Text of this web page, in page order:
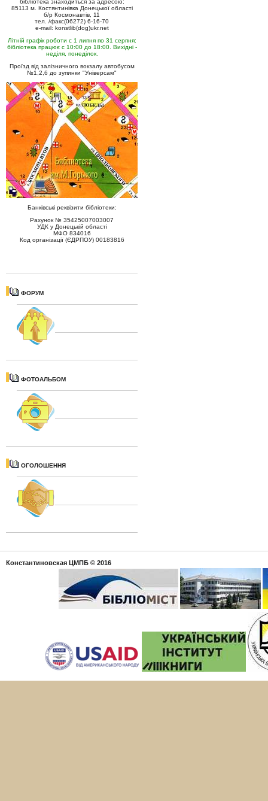
бібліотека знаходиться за адресою:
85113 м. Костянтинівка Донецької області
б/р Космонавтів, 11
тел. /факс(06272) 6-16-70
e-mail: konstlib(dog)ukr.net
Літній графік роботи с 1 липня по 31 серпня:
бібліотека працює с 10:00 до 18:00. Вихідні -
неділя, понеділок.
Проїзд від залізничного вокзалу автобусом
№1,2,6 до зупинки "Універсам"
Банківські реквізити бібліотеки:
Рахунок № 35425007003007
УДК у Донецькій області
МФО 834016
Код організації (ЄДРПОУ) 00183816
ФОРУМ
ФОТОАЛЬБОМ
ОГОЛОШЕННЯ
Константиновская ЦМПБ © 2016